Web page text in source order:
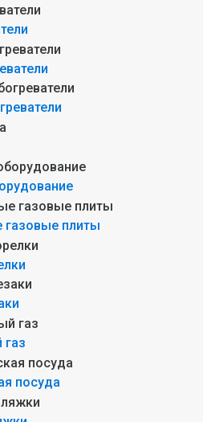
газовые плиты
газ
посуда